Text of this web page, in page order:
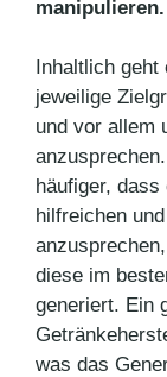
manipulieren.
Inhaltlich geht
jeweilige
und vor allem
häufiger,
hilfreichen
diese im
generiert. Ein
was das